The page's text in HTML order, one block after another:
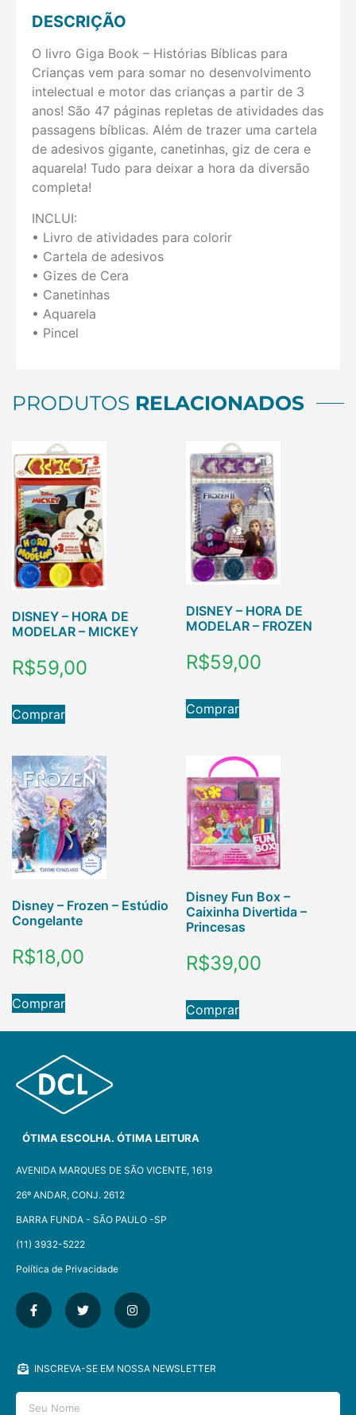
DESCRIÇÃO
O livro Giga Book – Histórias Bíblicas para
Crianças vem para somar no desenvolvimento
intelectual e motor das crianças a partir de 3
anos! São 47 páginas repletas de atividades das
passagens bíblicas. Além de trazer uma cartela
de adesivos gigante, canetinhas, giz de cera e
aquarela! Tudo para deixar a hora da diversão
completa!
INCLUI:
• Livro de atividades para colorir
• Cartela de adesivos
• Gizes de Cera
• Canetinhas
• Aquarela
• Pincel
PRODUTOS RELACIONADOS
DISNEY – HORA DE
MODELAR – MICKEY
R$59,00
Comprar
DISNEY – HORA DE
MODELAR – FROZEN
R$59,00
Comprar
Disney – Frozen – Estúdio
Congelante
R$18,00
Comprar
Disney Fun Box –
Caixinha Divertida –
Princesas
R$39,00
Comprar
ÓTIMA ESCOLHA. ÓTIMA LEITURA
AVENIDA MARQUES DE SÃO VICENTE, 1619
26º ANDAR, CONJ. 2612
BARRA FUNDA - SÃO PAULO -SP​
(11) 3932-5222
Política de Privacidade
INSCREVA-SE EM NOSSA NEWSLETTER